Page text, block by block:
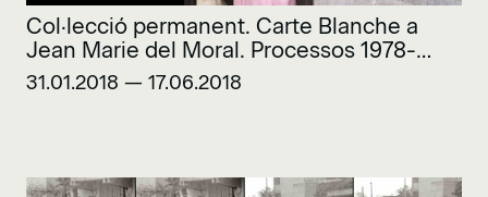
Col·lecció permanent. Carte Blanche a
Jean Marie del Moral. Processos 1978-
2018
31.01.2018 — 17.06.2018